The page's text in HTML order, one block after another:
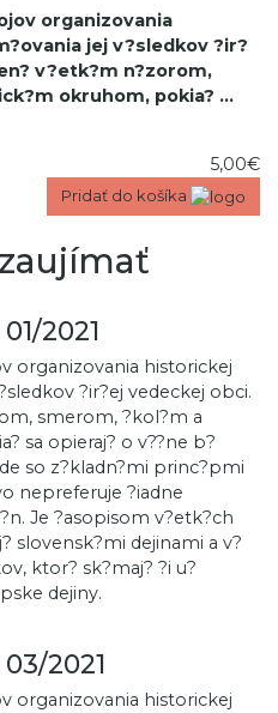
organizovania
jej v?sledkov ?ir?
v?etk?m n?zorom,
okruhom, pokia? ...
5,00€
Pridať do košíka
2021
organizovania historickej
?ir?ej vedeckej obci.
smerom, ?kol?m a
sa opieraj? o v??ne b?
so z?kladn?mi princ?pmi
nepreferuje ?iadne
Je ?asopisom v?etk?ch
slovensk?mi dejinami a v?
ktor? sk?maj? ?i u?
dejiny.
2021
organizovania historickej